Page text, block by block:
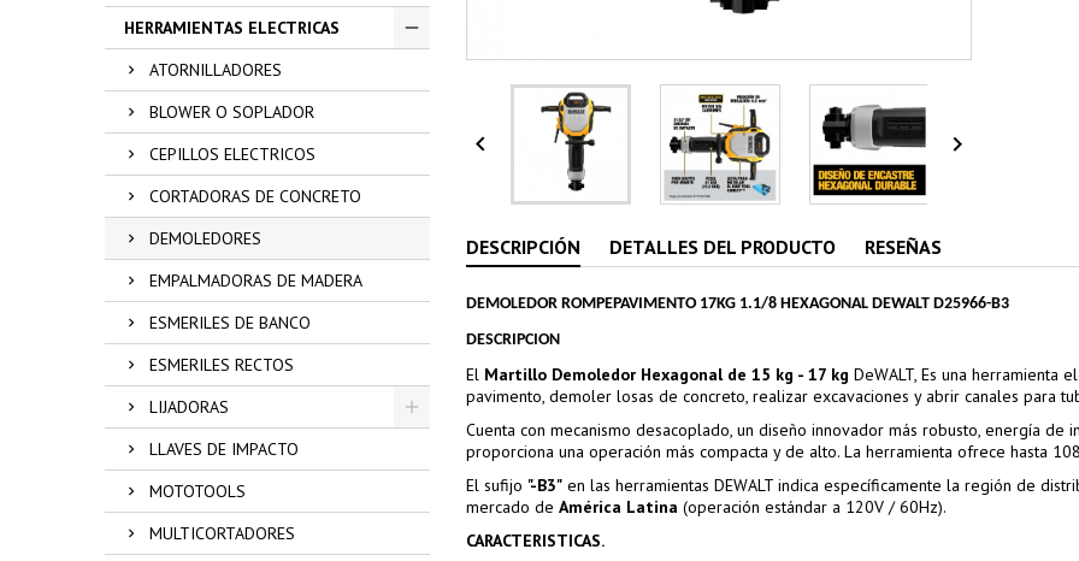
HERRAMIENTAS ELECTRICAS
ATORNILLADORES
BLOWER O SOPLADOR
CEPILLOS ELECTRICOS
CORTADORAS DE CONCRETO
DEMOLEDORES
EMPALMADORAS DE MADERA
ESMERILES DE BANCO
ESMERILES RECTOS
LIJADORAS
LLAVES DE IMPACTO
MOTOTOOLS
MULTICORTADORES
 
DESCRIPCIÓN DETALLES DEL PRODUCTO RESEÑAS
DEMOLEDOR ROMPEPAVIMENTO 17KG 1.1/8 HEXAGONAL DEWALT D25966-B3
DESCRIPCION
El Martillo Demoledor Hexagonal de 15 kg - 17 kg DeWALT, Es una herramienta
pavimento, demoler losas de concreto, realizar excavaciones y abrir canales para
Cuenta con mecanismo desacoplado, un diseño innovador más robusto, energía
proporciona una operación más compacta y de alto. La herramienta ofrece hasta
El sufijo "-B3" en las herramientas DEWALT indica específicamente la región de
mercado de América Latina (operación estándar a 120V / 60Hz).
CARACTERISTICAS.